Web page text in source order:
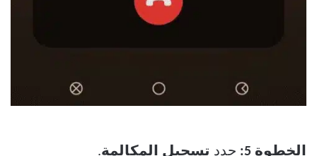
الخطوة 5: حدد تسجيل المكالمة.